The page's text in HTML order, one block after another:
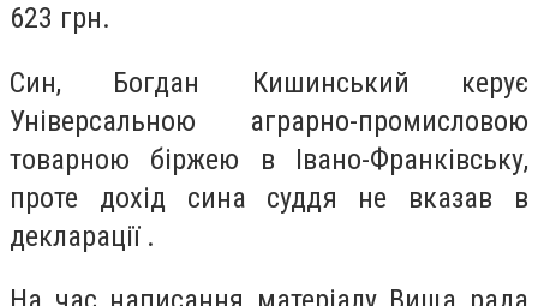
623 грн.
Син, Богдан Кишинський керує
Універсальною аграрно-промисловою
товарною біржею в Івано-Франківську,
проте дохід сина суддя не вказав в
декларації .